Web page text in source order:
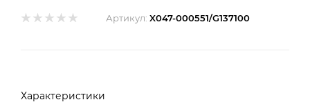
Артикул: X047-000551/G137100
Характеристики